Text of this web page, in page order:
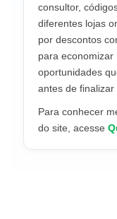
consultor,
diferentes lojas
por descontos
para
oportunidades
antes de finalizar
Para conhecer
do site, acesse